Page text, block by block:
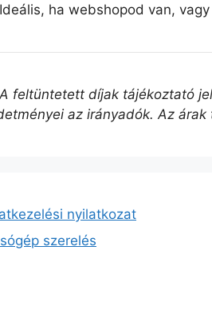
Ideális, ha webshopod van,
A feltüntetett díjak tájékoztató
az irányadók. Az
nyilatkozat
szerelés